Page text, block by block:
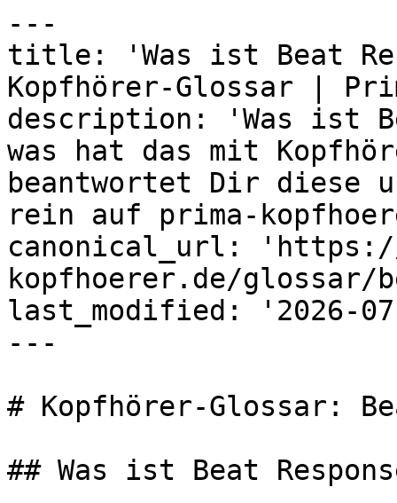
---
title: 'Was ist Beat
Kopfhörer-Glossar |
description: 'Was ist
was hat das mit
beantwortet Dir diese
rein auf prima-
canonical_url: 'https://
kopfhoerer.de/glossar/
last_modified: '2026-
---
# Kopfhörer-Glossar:
## Was ist Beat